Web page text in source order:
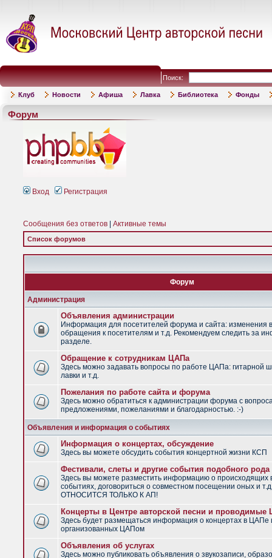
Поиск:
Клуб Новости Афиша Лавка Библиотека Фонды
Форум
Вход Регистрация
Сообщения без ответов Активные темы
Список форумов
Форум
Администрация
Объявления администрации
Информация для посетителей форума и сайта: изменения
обращения к посетителям и т.д. Рекомендуем следить за
разделе.
Обращение к сотрудникам ЦАПа
Здесь можно задавать вопросы по работе ЦАПа: гитарной
лавки и т.д.
Пожелания по работе сайта и форума
Здесь можно обратиться к администрации форума с
предложениями, пожеланиями и благодарностью. :-)
Объявления и информация о событиях
Информация о концертах, обсуждение
Здесь вы можете обсудить события концертной жизни КСП
Фестивали, слеты и другие события подобного рода
Здесь вы можете разместить информацию о
событиях, договориться о совместном посещении оных и
ОТНОСИТСЯ ТОЛЬКО К АП!
Концерты в Центре авторской песни и
Здесь будет размещаться информация о концертах в ЦАПе
организованных ЦАПом
Объявления об услугах
Здесь можно публиковать объявления о звукозаписи,